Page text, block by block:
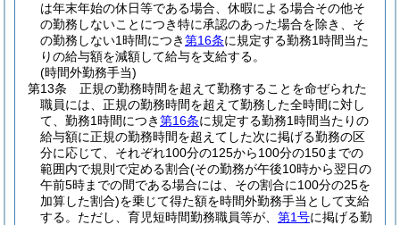
は年末年始の休日等である場合、休暇による場合その他そ
の勤務しないことにつき特に承認のあった場合を除き、そ
の勤務しない1時間につき第16条に規定する勤務1時間当た
りの給与額を減額して給与を支給する。
(時間外勤務手当)
第13条
正規の勤務時間を超えて勤務することを命ぜられた
職員には、正規の勤務時間を超えて勤務した全時間に対し
て、勤務1時間につき第16条に規定する勤務1時間当たりの
給与額に正規の勤務時間を超えてした次に掲げる勤務の区
分に応じて、それぞれ100分の125から100分の150までの
範囲内で規則で定める割合(その勤務が午後10時から翌日の
午前5時までの間である場合には、その割合に100分の25を
加算した割合)を乗じて得た額を時間外勤務手当として支給
する。 ただし、育児短時間勤務職員等が、 第1号に掲げる勤